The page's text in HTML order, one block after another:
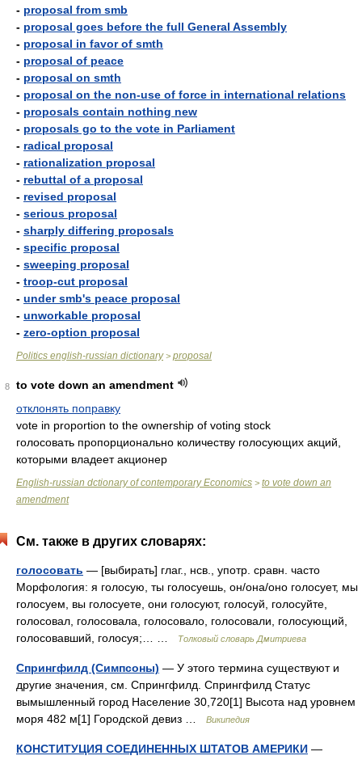
- proposal from smb
- proposal goes before the full General Assembly
- proposal in favor of smth
- proposal of peace
- proposal on smth
- proposal on the non-use of force in international relations
- proposals contain nothing new
- proposals go to the vote in Parliament
- radical proposal
- rationalization proposal
- rebuttal of a proposal
- revised proposal
- serious proposal
- sharply differing proposals
- specific proposal
- sweeping proposal
- troop-cut proposal
- under smb's peace proposal
- unworkable proposal
- zero-option proposal
Politics english-russian dictionary> proposal
8
to vote down an amendment
отклонять поправку
vote in proportion to the ownership of voting stock
голосовать пропорционально количеству голосующих акций,
которыми владеет акционер
English-russian dctionary of contemporary Economics > to vote down an
amendment
См. также в других словарях:
голосовать — [выбирать] глаг., нсв., употр. сравн. часто
Морфология: я голосую, ты голосуешь, он/она/оно голосует, мы
голосуем, вы голосуете, они голосуют, голосуй, голосуйте,
голосовал, голосовала, голосовало, голосовали, голосующий,
голосовавший, голосуя;… …
Толковый словарь Дмитриева
Спрингфилд (Симпсоны) — У этого термина существуют и
другие значения, см. Спрингфилд. Спрингфилд Статус
вымышленный город Население 30,720[1] Высота над уровнем
моря 482 м[1] Городской девиз …
Википедия
КОНСТИТУЦИЯ СОЕДИНЕННЫХ ШТАТОВ АМЕРИКИ —